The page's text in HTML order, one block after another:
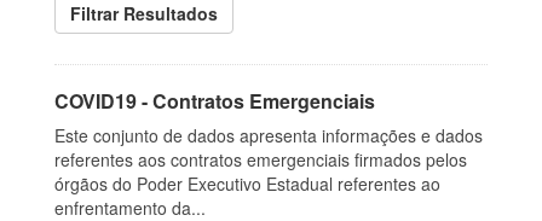
Filtrar Resultados
COVID19 - Contratos Emergenciais
Este conjunto de dados apresenta informações e dados
referentes aos contratos emergenciais firmados pelos
órgãos do Poder Executivo Estadual referentes ao
enfrentamento da...